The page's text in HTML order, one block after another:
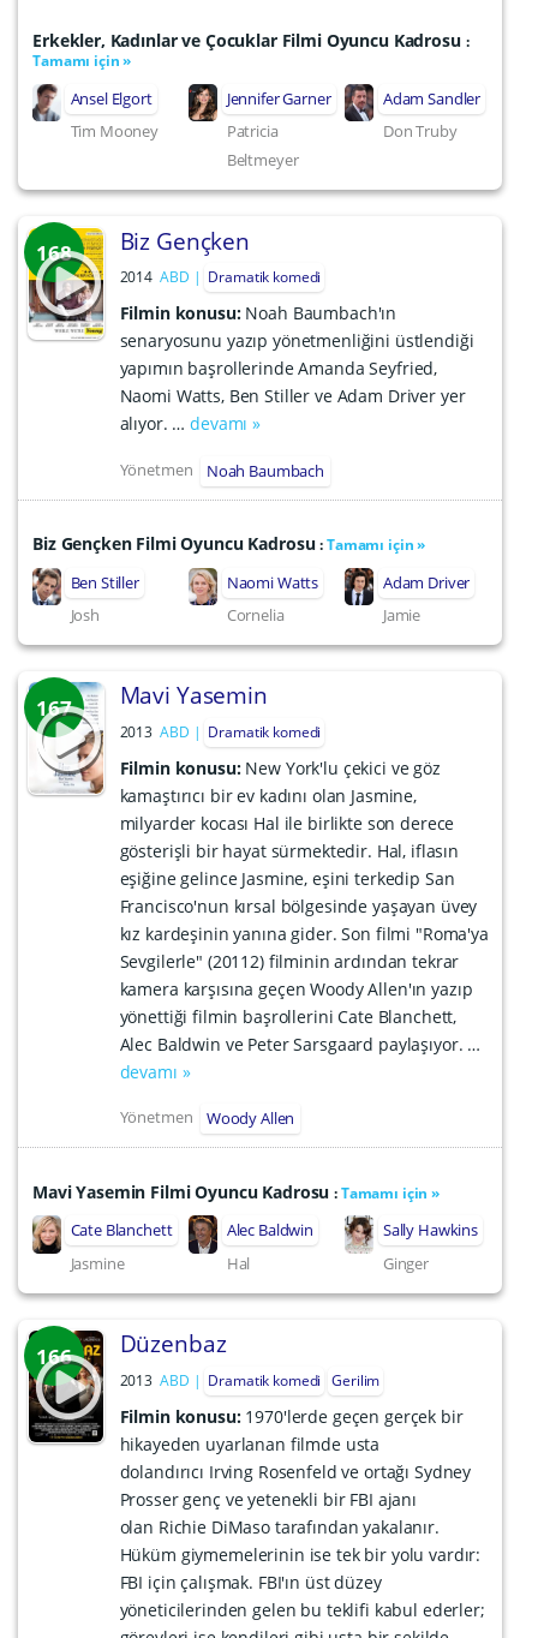
Erkekler, Kadınlar ve Çocuklar Filmi Oyuncu Kadrosu :
Tamamı için »
Ansel Elgort
Tim Mooney
Jennifer Garner
Patricia
Beltmeyer
Adam Sandler
Don Truby
168 Biz Gençken
2014 ABD Dramatik komedi
Filmin konusu: Noah Baumbach'ın
senaryosunu yazıp yönetmenliğini üstlendiği
yapımın başrollerinde Amanda Seyfried,
Naomi Watts, Ben Stiller ve Adam Driver yer
alıyor. …devamı »
Yönetmen Noah Baumbach
Biz Gençken Filmi Oyuncu Kadrosu:Tamamı için »
Ben Stiller
Josh
Naomi Watts
Cornelia
Adam Driver
Jamie
167 Mavi Yasemin
2013 ABD Dramatik komedi
Filmin konusu: New York'lu çekici ve göz
kamaştırıcı bir ev kadını olan Jasmine,
milyarder kocası Hal ile birlikte son derece
gösterişli bir hayat sürmektedir. Hal, iflasın
eşiğine gelince Jasmine, eşini terkedip San
Francisco'nun kırsal bölgesinde yaşayan üvey
kız kardeşinin yanına gider. Son filmi "Roma'ya
Sevgilerle" (20112) filminin ardından tekrar
kamera karşısına geçen Woody Allen'ın yazıp
yönettiği filmin başrollerini Cate Blanchett,
Alec Baldwin ve Peter Sarsgaard paylaşıyor. …
devamı »
Yönetmen Woody Allen
Mavi Yasemin Filmi Oyuncu Kadrosu:Tamamı için »
Cate Blanchett
Jasmine
Alec Baldwin
Hal
Sally Hawkins
Ginger
166 Düzenbaz
2013 ABD Dramatik komedi Gerilim
Filmin konusu: 1970'lerde geçen gerçek bir
hikayeden uyarlanan filmde usta
dolandırıcı Irving Rosenfeld ve ortağı Sydney
Prosser genç ve yetenekli bir FBI ajanı
olan Richie DiMaso tarafından yakalanır.
Hüküm giymemelerinin ise tek bir yolu vardır:
FBI için çalışmak. FBI'ın üst düzey
yöneticilerinden gelen bu teklifi kabul ederler;